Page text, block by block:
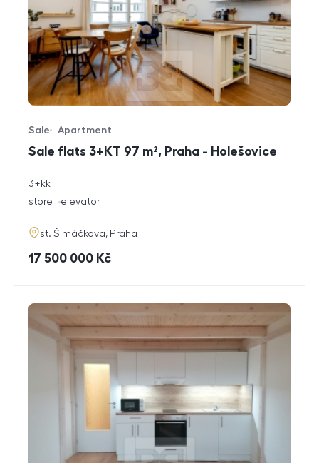
Sale flats 3+KT 97 m², Praha - Holešovice
Offer type
Sale
Property type
Apartment
rozměry
disposition
3+kk
funkce
store elevator
adresa
st. Šimáčkova, Praha
cena
17 500 000 Kč